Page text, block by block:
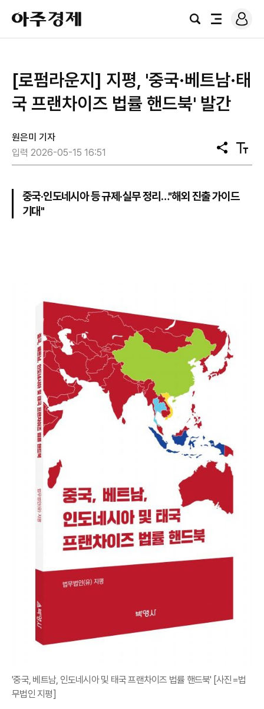
아
주
경
검
전
로
그
[로펌라운지] 지평, '중국·베트남·태
국 프랜차이즈 법률 핸드북' 발간
원은미 기자
입력 2026-05-15 16:51
공
유
텍
스
중국·인도네시아 등 규제·실무 정리…"해외 진출 가이드
기대"
'중국, 베트남, 인도네시아 및 태국 프랜차이즈 법률 핸드북' [사진=법
무법인 지평]